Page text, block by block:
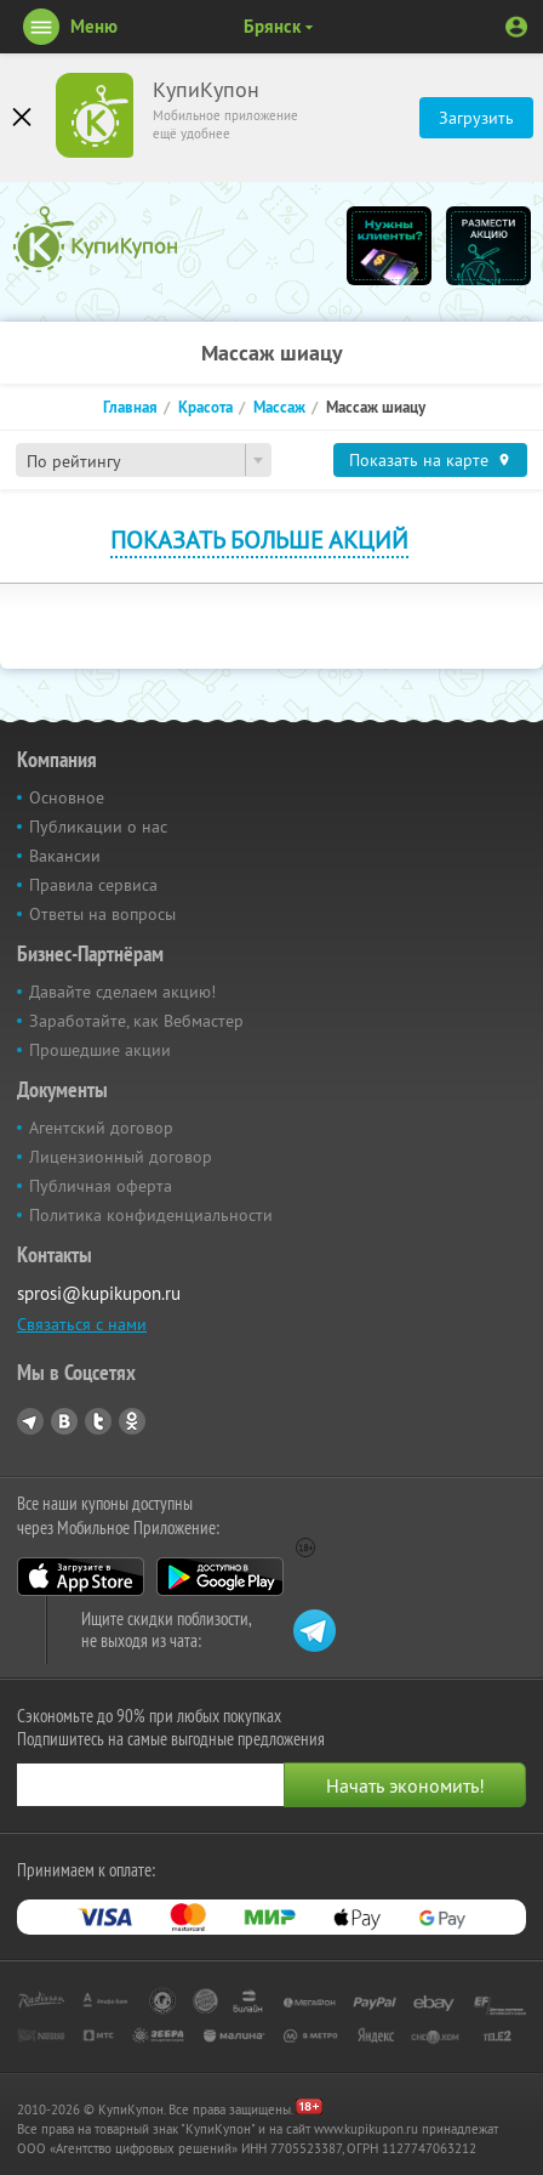
КупиКупон
Мобильное приложение
ещё удобнее
Загрузить
Меню Брянск
Массаж шиацу
По рейтингу
Главная Красота Массаж Массаж шиацу
Показать на карте
ПОКАЗАТЬ БОЛЬШЕ АКЦИЙ
Компания
Основное
Публикации о нас
Вакансии
Правила сервиса
Ответы на вопросы
Бизнес-Партнёрам
Давайте сделаем акцию!
Заработайте, как Вебмастер
Прошедшие акции
Документы
Агентский договор
Лицензионный договор
Публичная оферта
Политика конфиденциальности
Контакты
sprosi@kupikupon.ru
Связаться с нами
Мы в Соцсетях
Все наши купоны доступны
через Мобильное Приложение:
Ищите скидки поблизости,
не выходя из чата:
Сэкономьте до 90% при любых покупках
Подпишитесь на самые выгодные предложения
Принимаем к оплате:
2010-2026 © КупиКупон. Все права защищены.
Все права на товарный знак "КупиКупон" и на сайт www.kupikupon.ru принадлежат
OOO «Агентство цифровых решений» ИНН 7705523387, ОГРН 1127747063212